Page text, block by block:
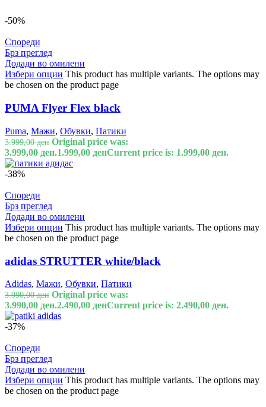
-50%
Спореди
Брз преглед
Додади во омилени
Избери опции This product has multiple variants. The options may
be chosen on the product page
PUMA Flyer Flex black
Puma, Мажи, Обувки, Патики
3.999,00ден Original price was:
3.999,00 ден.1.999,00 денCurrent price is: 1.999,00 ден.
-38%
Спореди
Брз преглед
Додади во омилени
Избери опции This product has multiple variants. The options may
be chosen on the product page
adidas STRUTTER white/black
Adidas, Мажи, Обувки, Патики
3.990,00ден Original price was:
3.990,00 ден.2.490,00 денCurrent price is: 2.490,00 ден.
-37%
Спореди
Брз преглед
Додади во омилени
Избери опции This product has multiple variants. The options may
be chosen on the product page